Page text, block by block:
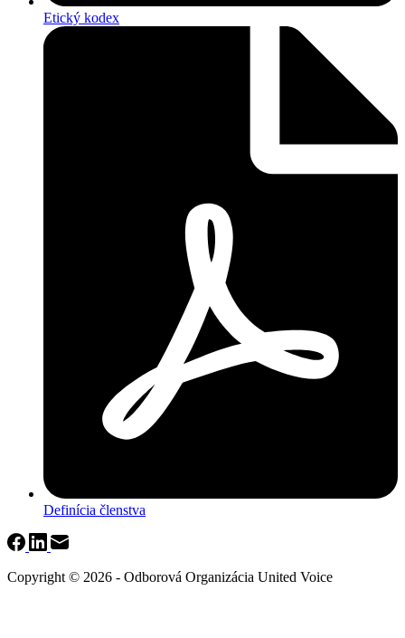
Etický kodex
Definícia členstva
Copyright © 2026 - Odborová Organizácia United Voice